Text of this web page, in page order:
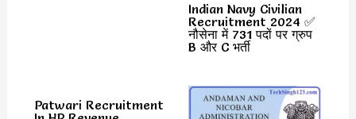
Indian Navy Civilian
Recruitment 2024 ✅
नौसेना में 731 पदों पर ग्रुप
B और C भर्ती
Patwari Recruitment